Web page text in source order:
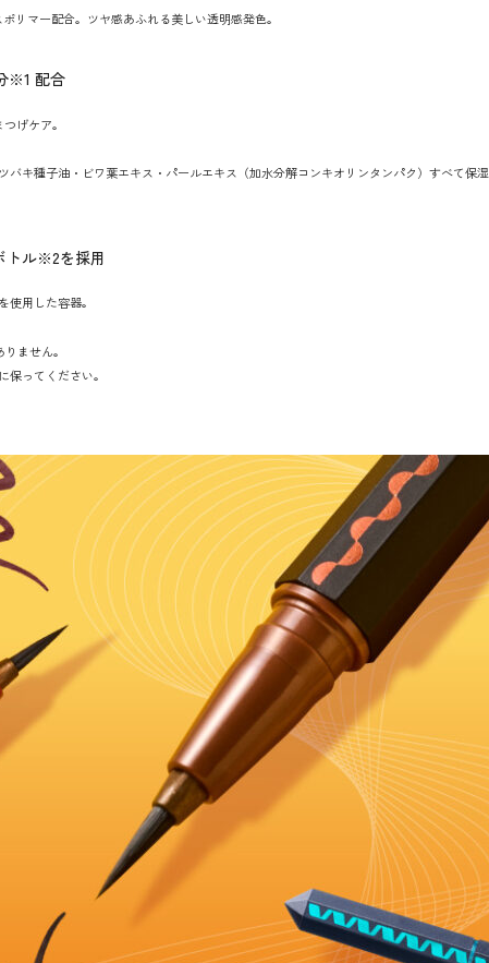
リマー配合。ツヤ感あふれる美しい透明感発色。
※1 配合
げケア。
キ種子油・ビワ葉エキス・パールエキス（加水分解コンキオリンタンパク）すべて保湿
トル※2を採用
用した容器。
ません。
保ってください。